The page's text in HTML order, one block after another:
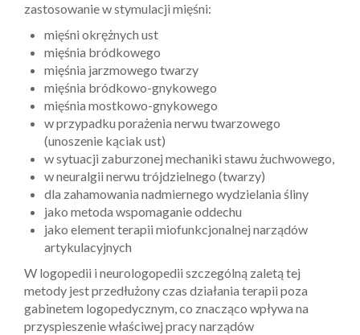
zastosowanie w stymulacji mięśni:
mięśni okrężnych ust
mięśnia bródkowego
mięśnia jarzmowego twarzy
mięśnia bródkowo-gnykowego
mięśnia mostkowo-gnykowego
w przypadku porażenia nerwu twarzowego
(unoszenie kąciak ust)
w sytuacji zaburzonej mechaniki stawu żuchwowego,
w neuralgii nerwu trójdzielnego (twarzy)
dla zahamowania nadmiernego wydzielania śliny
jako metoda wspomaganie oddechu
jako element terapii miofunkcjonalnej narządów
artykulacyjnych
W logopedii i neurologopedii szczególną zaletą tej
metody jest przedłużony czas działania terapii poza
gabinetem logopedycznym, co znacząco wpływa na
przyspieszenie właściwej pracy narządów